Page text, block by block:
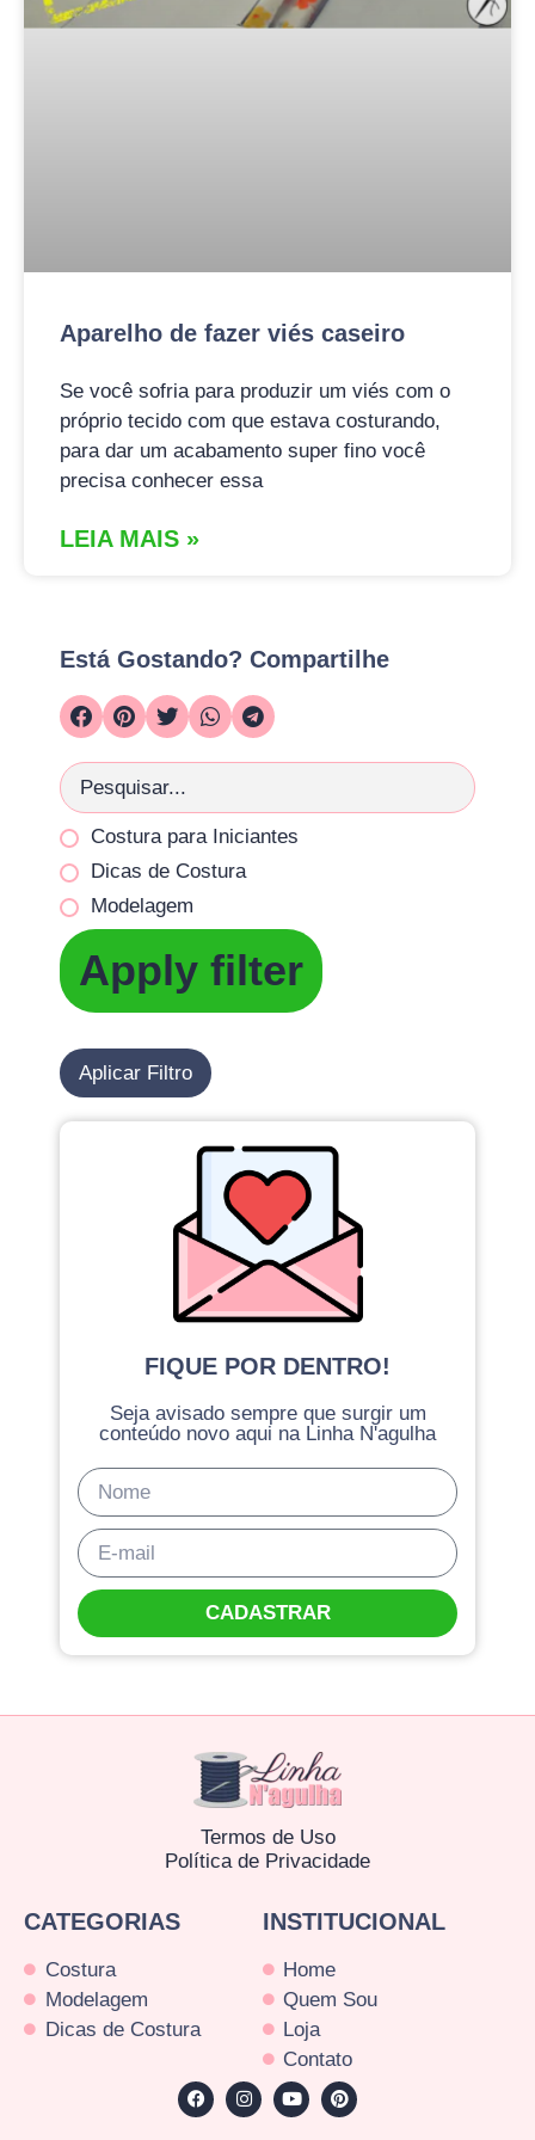
Aparelho de fazer viés caseiro
Se você sofria para produzir um viés com o
próprio tecido com que estava costurando,
para dar um acabamento super fino você
precisa conhecer essa
LEIA MAIS »
Está Gostando? Compartilhe
Costura para Iniciantes
Dicas de Costura
Modelagem
Apply filter
Aplicar Filtro
FIQUE POR DENTRO!
Seja avisado sempre que surgir um
conteúdo novo aqui na Linha N'agulha
CADASTRAR
Termos de Uso
Política de Privacidade
CATEGORIAS
Costura
Modelagem
Dicas de Costura
INSTITUCIONAL
Home
Quem Sou
Loja
Contato